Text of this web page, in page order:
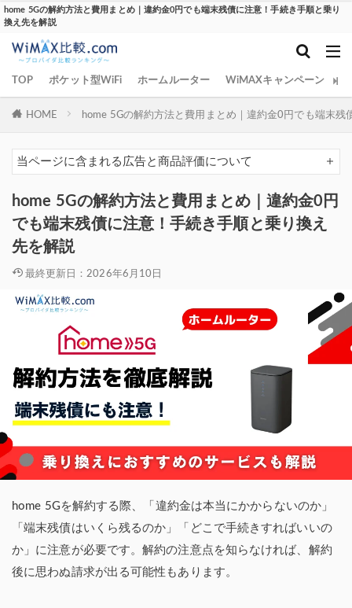
home 5Gの解約方法と費用まとめ｜違約金0円でも端末残債に注意！手続き手順と乗り
換え先を解説
TOP ポケット型WiFi ホームルーター WiMAXキャンペーン
HOME home 5Gの解約方法と費用まとめ｜違約金0円でも端末
当ページに含まれる広告と商品評価について
home 5Gの解約方法と費用まとめ｜違約金0円
でも端末残債に注意！手続き手順と乗り換え
先を解説
最終更新日：2026年6月10日
home 5Gを解約する際、「違約金は本当にかからないのか」
「端末残債はいくら残るのか」「どこで手続きすればいいの
か」に注意が必要です。解約の注意点を知らなければ、解約
後に思わぬ請求が出る可能性もあります。